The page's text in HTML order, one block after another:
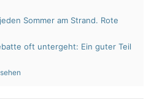
Sommer am Strand. Rote
oft untergeht: Ein guter Teil